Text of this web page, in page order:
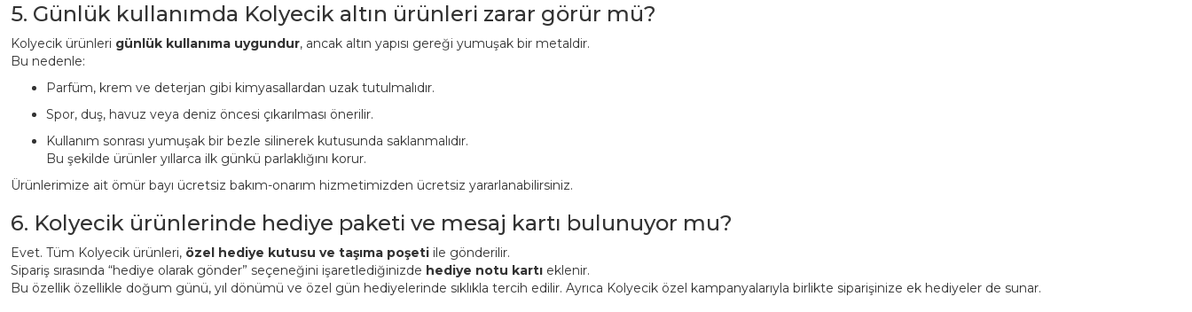
5. Günlük kullanımda Kolyecik altın ürünleri zarar görür mü?
Kolyecik ürünleri günlük kullanıma uygundur, ancak altın yapısı gereği yumuşak bir metaldir.
Bu nedenle:
Parfüm, krem ve deterjan gibi kimyasallardan uzak tutulmalıdır.
Spor, duş, havuz veya deniz öncesi çıkarılması önerilir.
Kullanım sonrası yumuşak bir bezle silinerek kutusunda saklanmalıdır.
Bu şekilde ürünler yıllarca ilk günkü parlaklığını korur.
Ürünlerimize ait ömür bayı ücretsiz bakım-onarım hizmetimizden ücretsiz yararlanabilirsiniz.
6. Kolyecik ürünlerinde hediye paketi ve mesaj kartı bulunuyor mu?
Evet. Tüm Kolyecik ürünleri, özel hediye kutusu ve taşıma poşeti ile gönderilir.
Sipariş sırasında “hediye olarak gönder” seçeneğini işaretlediğinizde hediye notu kartı eklenir.
Bu özellik özellikle doğum günü, yıl dönümü ve özel gün hediyelerinde sıklıkla tercih edilir. Ayrıca Kolyecik özel kampanyalarıyla birlikte siparişinize ek hediyeler de sunar.